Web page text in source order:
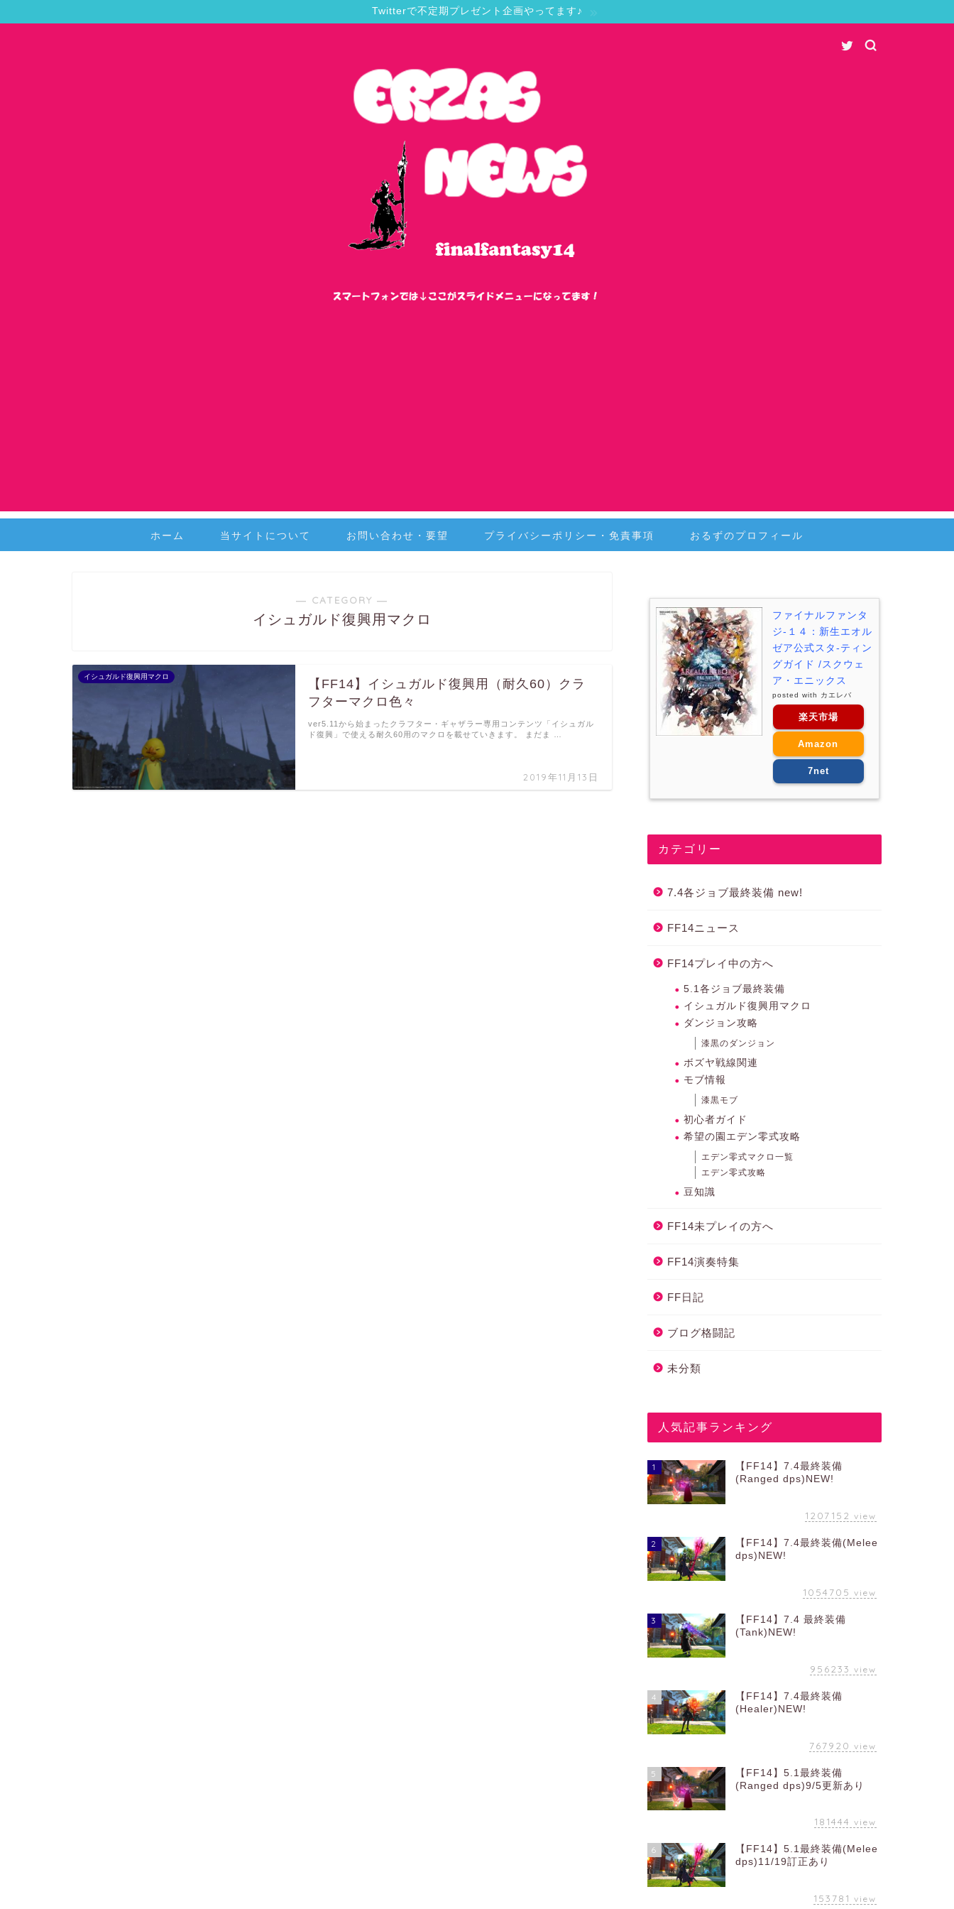
Twitterで不定期プレゼント企画やってます♪
ホーム 当サイトについて お問い合わせ・要望 プライバシーポリシー・免責事項 おるずのプロフィール
― CATEGORY ―
イシュガルド復興用マクロ
イシュガルド復興用マクロ
【FF14】イシュガルド復興用（耐久60）クラ
フターマクロ色々
2019年11月13日
ver5.11から始まったクラフター・ギャザラー専用コンテンツ「イシュガル
ド復興」で使える耐久60用のマクロを載せていきます。 まだま …
ファイナルファンタ
ジ-１４：新生エオル
ゼア公式スタ-ティン
グガイド /スクウェ
ア・エニックス
posted with カエレバ
楽天市場
Amazon
7net
カテゴリー
7.4各ジョブ最終装備 new!
FF14ニュース
FF14プレイ中の方へ
5.1各ジョブ最終装備
イシュガルド復興用マクロ
ダンジョン攻略
漆黒のダンジョン
ボズヤ戦線関連
モブ情報
漆黒モブ
初心者ガイド
希望の園エデン零式攻略
エデン零式マクロ一覧
エデン零式攻略
豆知識
FF14未プレイの方へ
FF14演奏特集
FF日記
ブログ格闘記
未分類
人気記事ランキング
1
【FF14】7.4最終装備
(Ranged dps)NEW!
1207152 view
2
【FF14】7.4最終装備(Melee
dps)NEW!
1054705 view
3
【FF14】7.4 最終装備
(Tank)NEW!
956233 view
4
【FF14】7.4最終装備
(Healer)NEW!
767920 view
5
【FF14】5.1最終装備
(Ranged dps)9/5更新あり
181444 view
6
【FF14】5.1最終装備(Melee
dps)11/19訂正あり
153781 view